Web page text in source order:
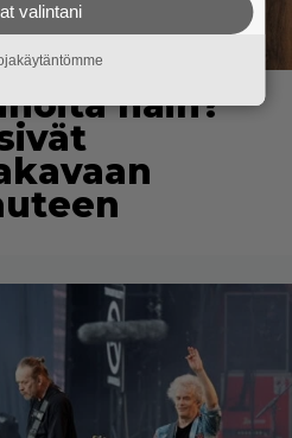
näin?
valintani